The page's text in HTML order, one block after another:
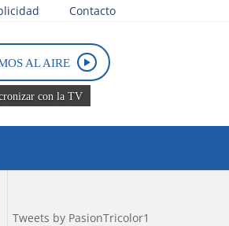
Contacto
AL AIRE
con la TV
Tweets by PasionTricolor1